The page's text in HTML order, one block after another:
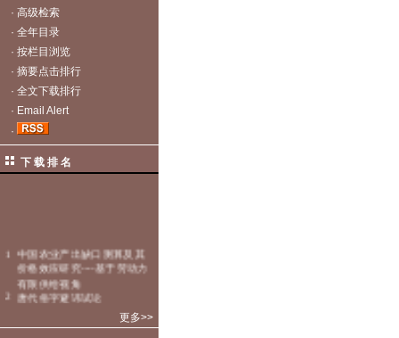
· 高级检索
· 全年目录
· 按栏目浏览
· 摘要点击排行
· 全文下载排行
· Email Alert
·
下 载 排 名
更多>>